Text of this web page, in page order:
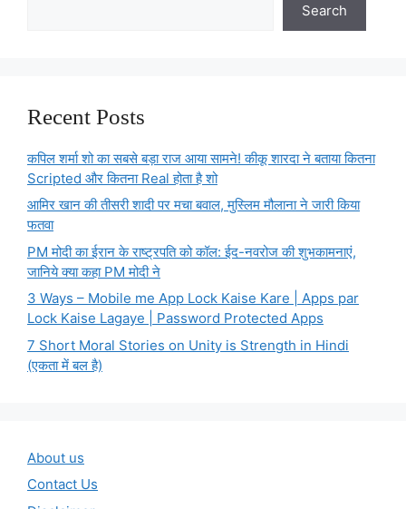
Search
Recent Posts
कपिल शर्मा शो का सबसे बड़ा राज आया सामने! कीकू शारदा ने बताया कितना
Scripted और कितना Real होता है शो
आमिर खान की तीसरी शादी पर मचा बवाल, मुस्लिम मौलाना ने जारी किया
फतवा
PM मोदी का ईरान के राष्ट्रपति को कॉल: ईद-नवरोज की शुभकामनाएं,
जानिये क्या कहा PM मोदी ने
3 Ways – Mobile me App Lock Kaise Kare | Apps par
Lock Kaise Lagaye | Password Protected Apps
7 Short Moral Stories on Unity is Strength in Hindi
(एकता में बल है)
About us
Contact Us